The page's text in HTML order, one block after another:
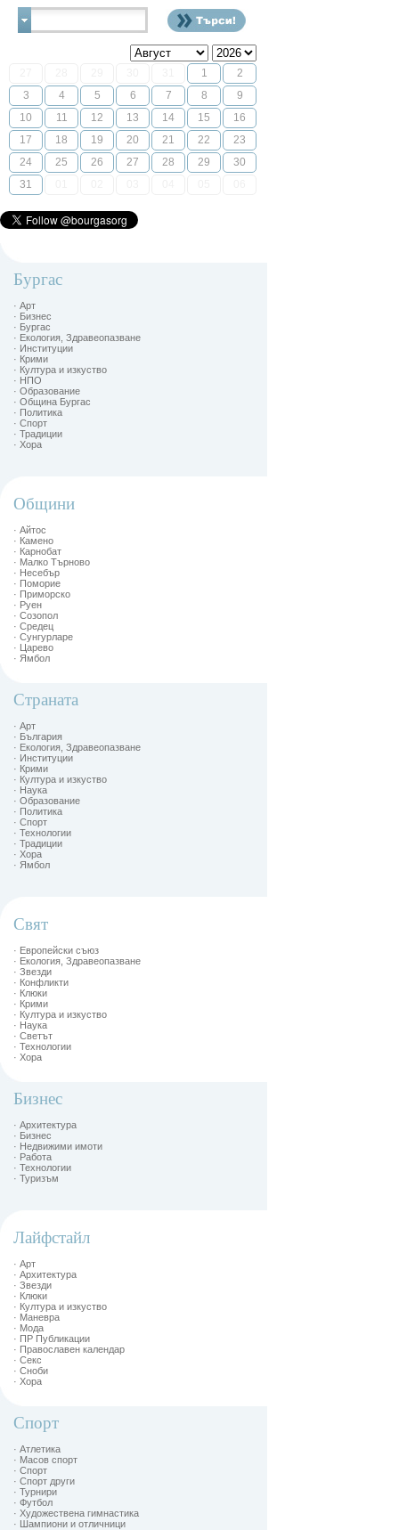
1
2
3
4 5 6 7 8
9
10
11 12 13 14 15
16
17
18 19 20 21 22
23
24
25 26 27 28 29
30
31
Бургас
· Арт
· Бизнес
· Бургас
· Екология, Здравеопазване
· Институции
· Крими
· Култура и изкуство
· НПО
· Образование
· Община Бургас
· Политика
· Спорт
· Традиции
· Хора
Общини
· Айтос
· Камено
· Карнобат
· Малко Търново
· Несебър
· Поморие
· Приморско
· Руен
· Созопол
· Средец
· Сунгурларе
· Царево
· Ямбол
Страната
· Арт
· България
· Екология, Здравеопазване
· Институции
· Крими
· Култура и изкуство
· Наука
· Образование
· Политика
· Спорт
· Технологии
· Традиции
· Хора
· Ямбол
Свят
· Европейски съюз
· Екология, Здравеопазване
· Звезди
· Конфликти
· Клюки
· Крими
· Култура и изкуство
· Наука
· Светът
· Технологии
· Хора
Бизнес
· Архитектура
· Бизнес
· Недвижими имоти
· Работа
· Технологии
· Туризъм
Лайфстайл
· Арт
· Архитектура
· Звезди
· Клюки
· Култура и изкуство
· Маневра
· Мода
· ПР Публикации
· Православен календар
· Секс
· Сноби
· Хора
Спорт
· Атлетика
· Масов спорт
· Спорт
· Спорт други
· Турнири
· Футбол
· Художествена гимнастика
· Шампиони и отличници